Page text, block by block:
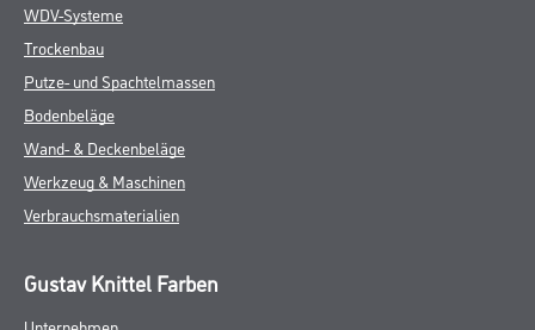
WDV-Systeme
Trockenbau
Putze- und Spachtelmassen
Bodenbeläge
Wand- & Deckenbeläge
Werkzeug & Maschinen
Verbrauchsmaterialien
Gustav Knittel Farben